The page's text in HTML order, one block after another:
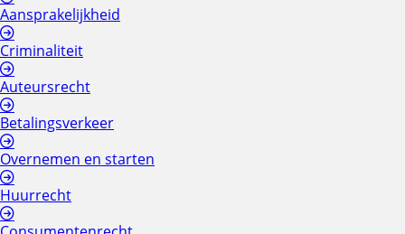
Aansprakelijkheid
Criminaliteit
Auteursrecht
Betalingsverkeer
Overnemen en starten
Huurrecht